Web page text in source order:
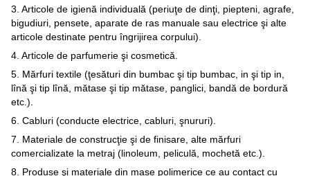
3. Articole de igienă individuală (periuţe de dinţi, piepteni, agrafe,
bigudiuri, pensete, aparate de ras manuale sau electrice şi alte
articole destinate pentru îngrijirea corpului).
4. Articole de parfumerie şi cosmetică.
5. Mărfuri textile (ţesături din bumbac şi tip bumbac, in şi tip in,
lînă şi tip lînă, mătase şi tip mătase, panglici, bandă de bordură
etc.).
6. Cabluri (conducte electrice, cabluri, şnururi).
7. Materiale de construcţie şi de finisare, alte mărfuri
comercializate la metraj (linoleum, peliculă, mochetă etc.).
8. Produse şi materiale din mase polimerice ce au contact cu